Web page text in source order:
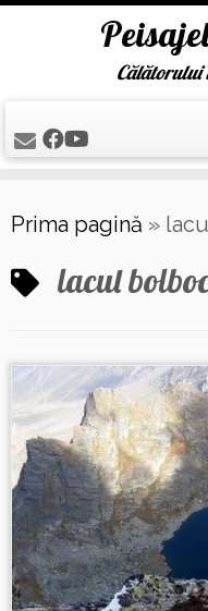
to
content
Călătorului
Prima pagină »
lacul